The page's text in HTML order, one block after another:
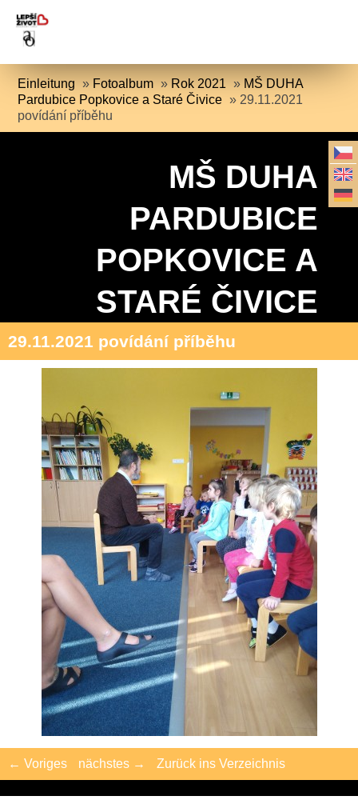
Einleitung » Fotoalbum » Rok 2021 » MŠ DUHA
Pardubice Popkovice a Staré Čivice » 29.11.2021
povídání příběhu
MŠ DUHA
PARDUBICE
POPKOVICE A
STARÉ ČIVICE
29.11.2021 povídání příběhu
← Voriges nächstes → Zurück ins Verzeichnis